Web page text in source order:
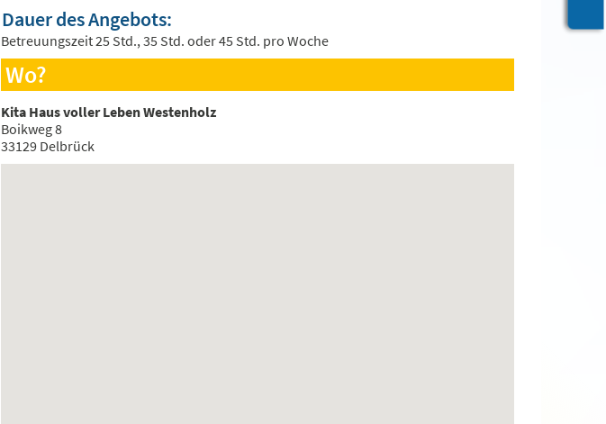
Dauer des Angebots:
Betreuungszeit 25 Std., 35 Std. oder 45 Std. pro Woche
Wo?
Kita Haus voller Leben Westenholz
Boikweg 8
33129 Delbrück